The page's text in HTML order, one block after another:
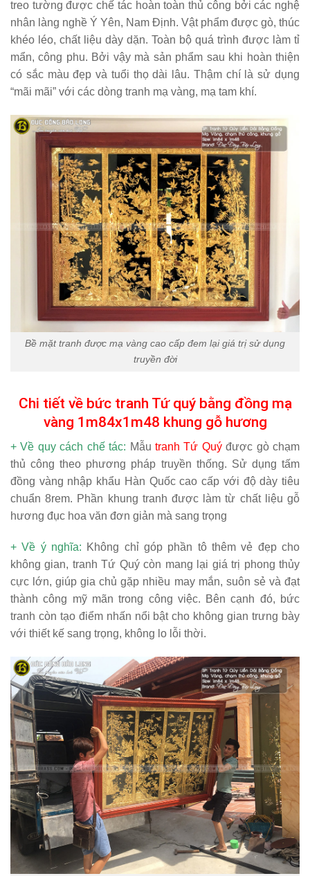
treo tường được chế tác hoàn toàn thủ công bởi các nghệ
nhân làng nghề Ý Yên, Nam Định. Vật phẩm được gò, thúc
khéo léo, chất liệu dày dặn. Toàn bộ quá trình được làm tỉ
mẩn, công phu. Bởi vậy mà sản phẩm sau khi hoàn thiện
có sắc màu đẹp và tuổi thọ dài lâu. Thậm chí là sử dụng
“mãi mãi” với các dòng tranh mạ vàng, mạ tam khí.
Bề mặt tranh được mạ vàng cao cấp đem lại giá trị sử dụng
truyền đời
Chi tiết về bức tranh Tứ quý bằng đồng mạ
vàng 1m84x1m48 khung gỗ hương
+ Về quy cách chế tác: Mẫu tranh Tứ Quý được gò chạm
thủ công theo phương pháp truyền thống. Sử dụng tấm
đồng vàng nhập khẩu Hàn Quốc cao cấp với độ dày tiêu
chuẩn 8rem. Phần khung tranh được làm từ chất liệu gỗ
hương đục hoa văn đơn giản mà sang trọng
+ Về ý nghĩa: Không chỉ góp phần tô thêm vẻ đẹp cho
không gian, tranh Tứ Quý còn mang lại giá trị phong thủy
cực lớn, giúp gia chủ gặp nhiều may mắn, suôn sẻ và đạt
thành công mỹ mãn trong công việc. Bên cạnh đó, bức
tranh còn tạo điểm nhấn nổi bật cho không gian trưng bày
với thiết kế sang trọng, không lo lỗi thời.